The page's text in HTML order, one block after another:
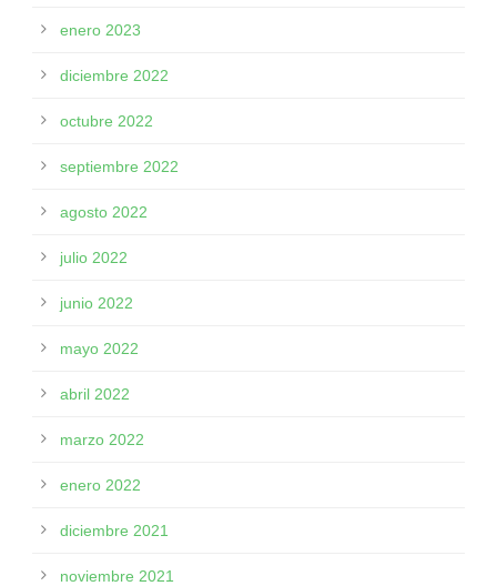
enero 2023
diciembre 2022
octubre 2022
septiembre 2022
agosto 2022
julio 2022
junio 2022
mayo 2022
abril 2022
marzo 2022
enero 2022
diciembre 2021
noviembre 2021